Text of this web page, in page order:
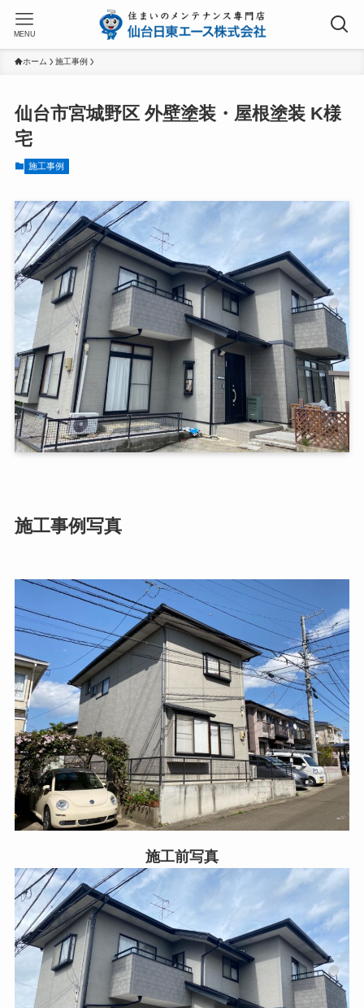
MENU
ホーム 施工事例
仙台市宮城野区 外壁塗装・屋根塗装 K様
宅
施工事例
施工事例写真
施工前写真